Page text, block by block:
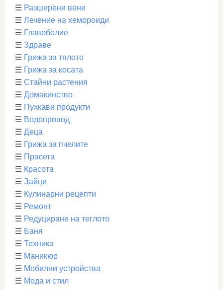
☰ Разширени вени
☰ Лечение на хемороиди
☰ Главоболие
☰ Здраве
☰ Грижа за тялото
☰ Грижа за косата
☰ Стайни растения
☰ Домакинство
☰ Пухкави продукти
☰ Водопровод
☰ Деца
☰ Грижа за пчелите
☰ Прасета
☰ Красота
☰ Зайци
☰ Кулинарни рецепти
☰ Ремонт
☰ Редуциране на теглото
☰ Баня
☰ Техника
☰ Маникюр
☰ Мобилни устройства
☰ Мода и стил